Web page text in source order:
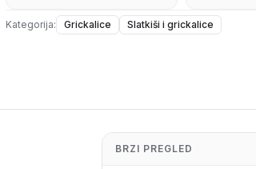
Kategorija: Grickalice Slatkiši i grickalice
BRZI PREGLED